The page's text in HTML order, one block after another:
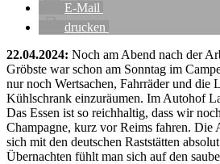
E-Mail
drucken
22.04.2024: Noch am Abend nach der
Gröbste war schon am Sonntag im
nur noch Wertsachen, Fahrräder und die
Kühlschrank einzuräumen. Im Autohof
Das Essen ist so reichhaltig, dass wir
Champagne, kurz vor Reims fahren. Die
sich mit den deutschen Raststätten
Übernachten fühlt man sich auf den